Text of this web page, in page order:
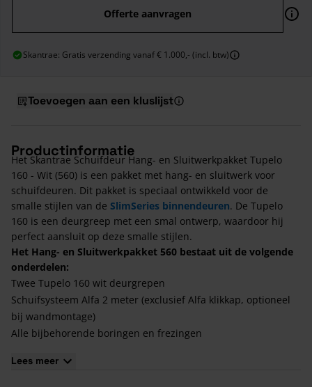
Offerte aanvragen
Skantrae: Gratis verzending vanaf € 1.000,- (incl. btw)
Toevoegen aan een kluslijst
Productinformatie
Het Skantrae Schuifdeur Hang- en Sluitwerkpakket Tupelo
160 - Wit (560) is een pakket met hang- en sluitwerk voor
schuifdeuren. Dit pakket is speciaal ontwikkeld voor de
smalle stijlen van de SlimSeries binnendeuren. De Tupelo
160 is een deurgreep met een smal ontwerp, waardoor hij
perfect aansluit op deze smalle stijlen.
Het Hang- en Sluitwerkpakket 560 bestaat uit de volgende
onderdelen:
Twee Tupelo 160 wit deurgrepen
Schuifsysteem Alfa 2 meter (exclusief Alfa klikkap, optioneel
bij wandmontage)
Alle bijbehorende boringen en frezingen
Kenmerken Skantrae Schuifdeur Hang- en
Lees meer